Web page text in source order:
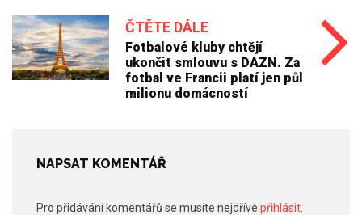
ČTĚTE DÁLE
Fotbalové kluby chtějí
ukončit smlouvu s DAZN. Za
fotbal ve Francii platí jen půl
milionu domácností
NAPSAT KOMENTÁŘ
Pro přidávání komentářů se musíte nejdříve přihlásit